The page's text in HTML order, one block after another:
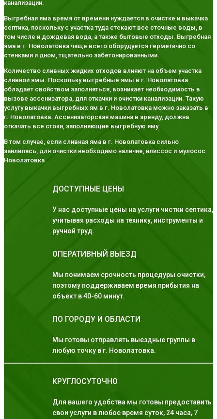
канализации.
Выгребная яма время от времени нуждается в очистке и выкачка
септика, поскольку с участка туда стекают все сточные воды, в
том числе и дождевая вода, а также бытовые отходы. Выгребная
яма в г. Новолатовка чаще всего оборудуется герметично со
стенками и дном, тщательно забетонированными.
Количество сливных жидких отходов влияют на объем участка
сливной ямы. Поскольку выгребные ямы в г. Новолатовка
обладает свойством заполняться, возникает необходимость в
вызове ассенизатора, для откачки и очистки канализации. Такую
услугу выкачки выгребных ям в г. Новолатовка можно заказать в
г. Новолатовка. Ассенизаторская машина в аренду, должна
откачать все стоки, заполняющие выгребную яму.
В том случае, если сливная яма в г. Новолатовка сильно
заилилась, для очистки необходимо наличие, илиссос и мулосос
Новолатовка .
ДОСТУПНЫЕ ЦЕНЫ
У нас доступные цены на услуги чистки септика,
учитывая расходы на технику, инструменты и
ручной труд.
ОПЕРАТИВНЫЙ ВЫЕЗД
Мы понимаем срочность процедуры очистки,
поэтому поддерживаем время прибытия на
объект в 40-60 минут.
ПО ГОРОДУ И ОБЛАСТИ
Мы готовы отправлять выездные группы в
любую точку в г. Новолатовка.
КРУГЛОСУТОЧНО
Для вашего удобства мы готовы предоставить
свои услуги в любое время суток, 24 часа, 7